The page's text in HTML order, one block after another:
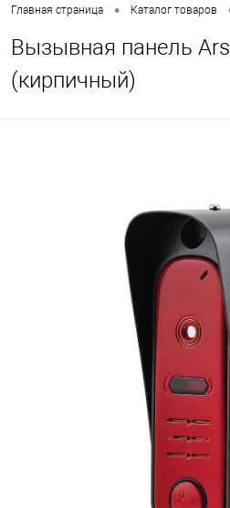
Главная страница • Каталог товаров
Вызывная панель
(кирпичный)